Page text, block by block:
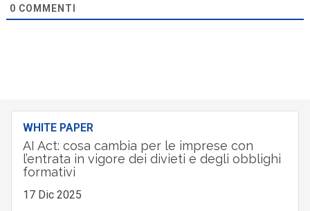
0 COMMENTI
WHITE PAPER
AI Act: cosa cambia per le imprese con
l’entrata in vigore dei divieti e degli obblighi
formativi
17 Dic 2025